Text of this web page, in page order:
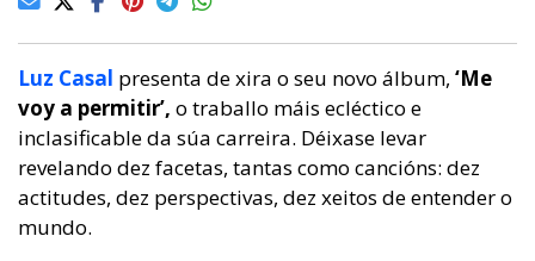
Luz Casal presenta de xira o seu novo álbum, ‘Me
voy a permitir’, o traballo máis ecléctico e
inclasificable da súa carreira. Déixase levar
revelando dez facetas, tantas como cancións: dez
actitudes, dez perspectivas, dez xeitos de entender o
mundo.